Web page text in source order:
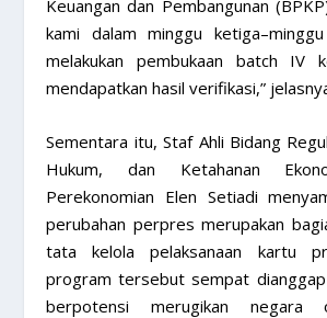
Keuangan dan Pembangunan
kami dalam minggu
melakukan pembukaan batch IV
mendapatkan hasil verifikasi,”
Sementara itu, Staf Ahli Bidang
Hukum, dan Ketahanan
Perekonomian Elen Setiadi
perubahan perpres merupakan
tata kelola pelaksanaan kartu
program tersebut sempat
berpotensi merugikan negara